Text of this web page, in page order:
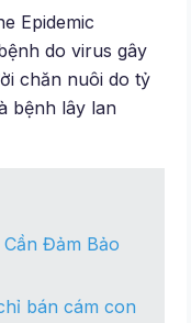
Epidemic
do virus gây
chăn nuôi do tỷ
bệnh lây lan
Đảm Bảo
bán cám con